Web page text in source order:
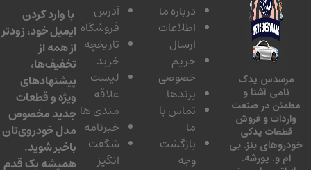
یدک
آشنا و
در صنعت
و فروش
یدکی
بنز. بی
و. پورشه.
درباره ما
اطلاعات
ارسال
حریم
خصوصی
برندها
تماس با
بازگشت
آدرس
فروشگاه
تاریخچه
لیست
مندی ها
خبرنامه
شگفت
با وارد کردن
ایمیل خود، زودتر
از همه از
تخفیف‌ها،
پیشنهادهای
ویژه و قطعات
جدید مخصوص
مدل خودروی‌تان
باخبر شوید.
همیشه یک قدم